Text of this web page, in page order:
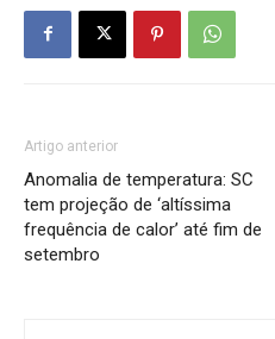
Artigo anterior
Anomalia de temperatura: SC
tem projeção de ‘altíssima
frequência de calor’ até fim de
setembro